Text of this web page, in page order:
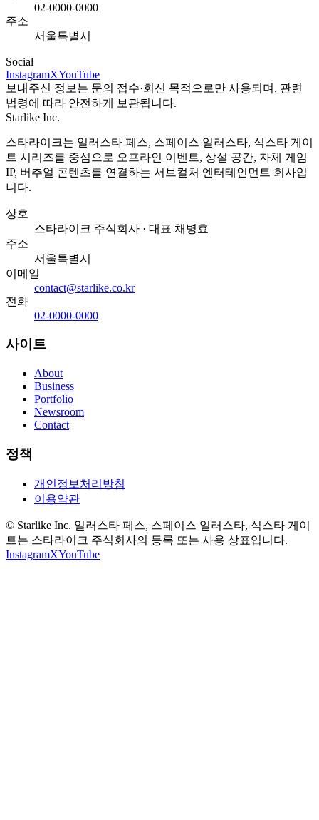
02-0000-0000
주소
서울특별시
Social
InstagramXYouTube
보내주신 정보는 문의 접수·회신 목적으로만 사용되며, 관련
법령에 따라 안전하게 보관됩니다.
Starlike Inc.
스타라이크는 일러스타 페스, 스페이스 일러스타, 식스타 게이
트 시리즈를 중심으로 오프라인 이벤트, 상설 공간, 자체 게임
IP, 버추얼 콘텐츠를 연결하는 서브컬처 엔터테인먼트 회사입
니다.
상호
스타라이크 주식회사 · 대표 채병효
주소
서울특별시
이메일
contact@starlike.co.kr
전화
02-0000-0000
사이트
About
Business
Portfolio
Newsroom
Contact
정책
개인정보처리방침
이용약관
© Starlike Inc. 일러스타 페스, 스페이스 일러스타, 식스타 게이
트는 스타라이크 주식회사의 등록 또는 사용 상표입니다.
InstagramXYouTube